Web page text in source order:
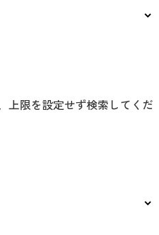
上限を設定せず検索してくだ